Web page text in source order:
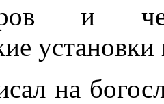
и
установки
на